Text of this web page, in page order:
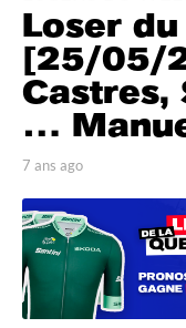
a
n
s
a
g
a
n
s
a
g
Loser
[25/05/
Castres,
…
p
r
A
n
t
o
i
7 ans ago
s
a